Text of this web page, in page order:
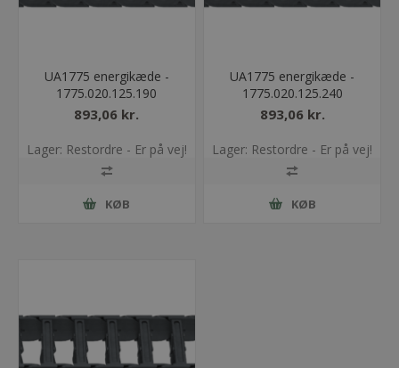
UA1775 energikæde -
1775.020.125.190
893,06 kr.
Lager: Restordre - Er på vej!
KØB
UA1775 energikæde -
1775.020.125.240
893,06 kr.
Lager: Restordre - Er på vej!
KØB